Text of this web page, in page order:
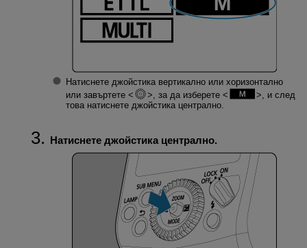
Натиснете джойстика вертикално или хоризонтално
или завъртете
, за да изберете
, и след
това натиснете джойстика централно.
Натиснете джойстика централно.